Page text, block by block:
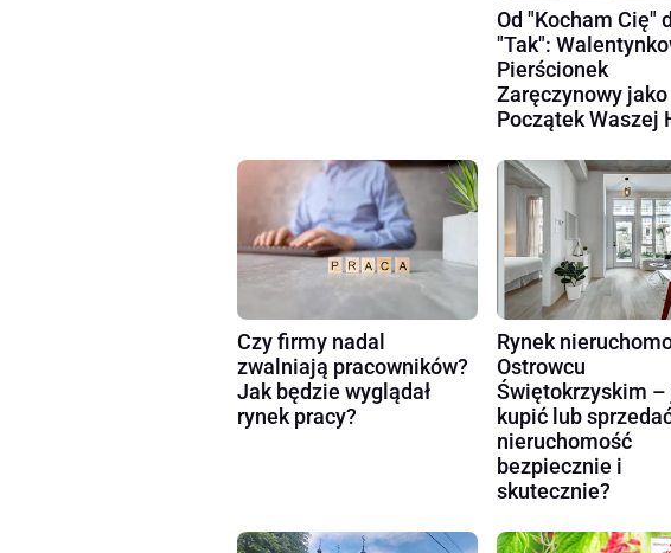
Od "Kocham Cię"
"Tak":
Pierścionek
Zaręczynowy jako
Początek Waszej
Czy firmy nadal
zwalniają pracowników?
Jak będzie wyglądał
rynek pracy?
Rynek
Ostrowcu
Świętokrzyskim –
kupić lub
nieruchomość
bezpiecznie i
skutecznie?